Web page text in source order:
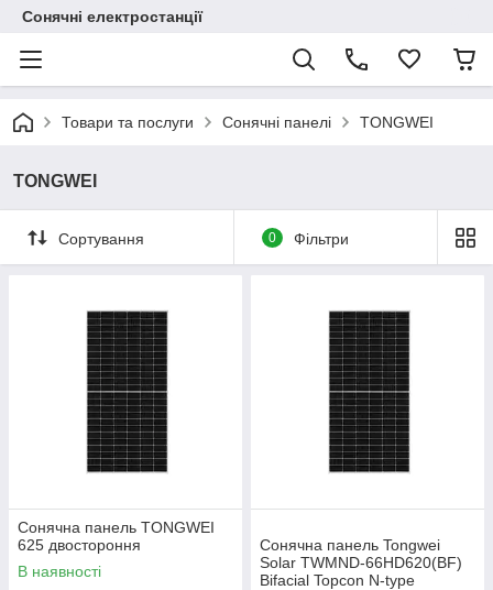
Сонячні електростанції
Товари та послуги Сонячні панелі TONGWEI
TONGWEI
Сортування 0 Фільтри
Сонячна панель TONGWEI
625 двостороння
В наявності
Сонячна панель Tongwei
Solar TWMND-66HD620(BF)
Bifacial Topcon N-type